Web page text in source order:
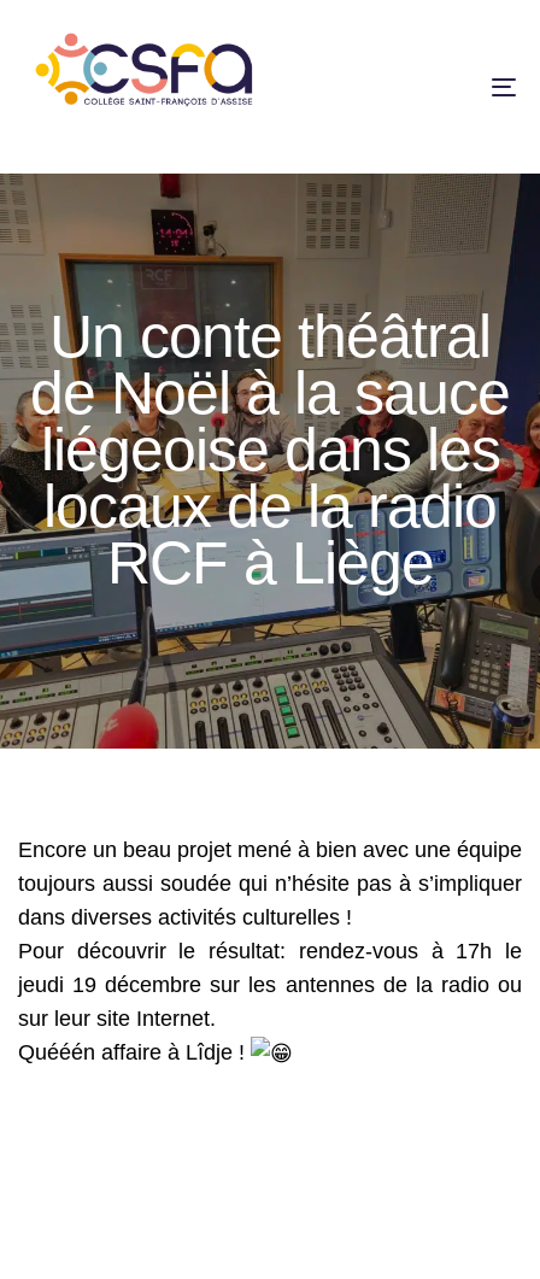
Un conte théâtral
de Noël à la sauce
liégeoise dans les
locaux de la radio
RCF à Liège
Encore un beau projet mené à bien avec une équipe
toujours aussi soudée qui n’hésite pas à s’impliquer
dans diverses activités culturelles !
Pour découvrir le résultat: rendez-vous à 17h le
jeudi 19 décembre sur les antennes de la radio ou
sur leur site Internet.
Quééén affaire à Lîdje !